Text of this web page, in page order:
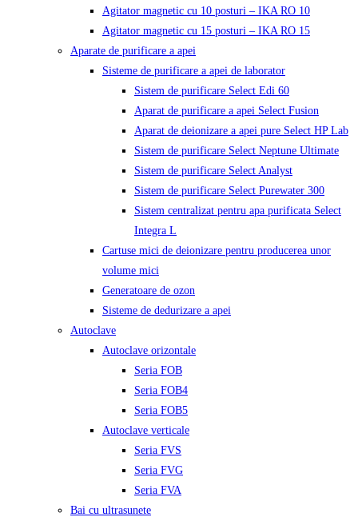
Agitator magnetic cu 10 posturi – IKA RO 10
Agitator magnetic cu 15 posturi – IKA RO 15
Aparate de purificare a apei
Sisteme de purificare a apei de laborator
Sistem de purificare Select Edi 60
Aparat de purificare a apei Select Fusion
Aparat de deionizare a apei pure Select HP Lab
Sistem de purificare Select Neptune Ultimate
Sistem de purificare Select Analyst
Sistem de purificare Select Purewater 300
Sistem centralizat pentru apa purificata Select
Integra L
Cartuse mici de deionizare pentru producerea unor
volume mici
Generatoare de ozon
Sisteme de dedurizare a apei
Autoclave
Autoclave orizontale
Seria FOB
Seria FOB4
Seria FOB5
Autoclave verticale
Seria FVS
Seria FVG
Seria FVA
Bai cu ultrasunete